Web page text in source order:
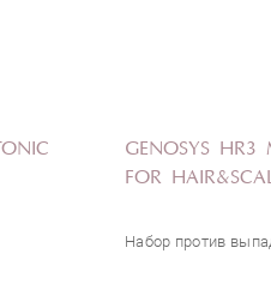
GENOSYS HR3
FOR
Набор против